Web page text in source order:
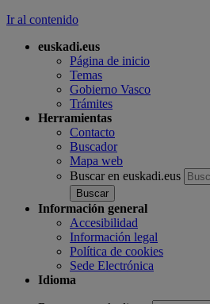
Ir al contenido
euskadi.eus
Página de inicio
Temas
Gobierno Vasco
Trámites
Herramientas
Contacto
Buscador
Mapa web
Buscar en euskadi.eus
Información general
Accesibilidad
Información legal
Política de cookies
Sede Electrónica
Idioma